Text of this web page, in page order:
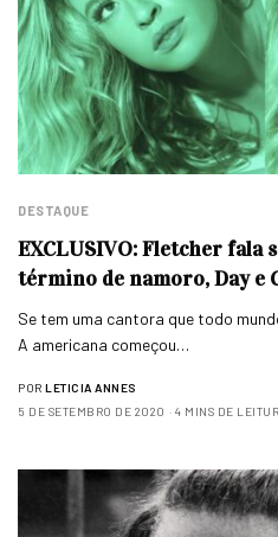
DESTAQUE
EXCLUSIVO: Fletcher fala
término de namoro, Day e
Se tem uma cantora que todo
A americana começou…
POR LETICIA ANNES
5 DE SETEMBRO DE 2020
4 MINS DE